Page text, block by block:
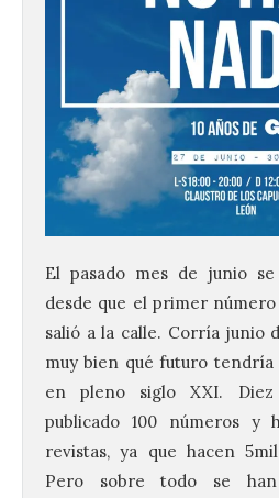
El pasado mes de junio
desde que el primer
salió a la calle. Corría junio
muy bien qué futuro tendría
en pleno siglo XXI. Diez
publicado 100 números y
revistas, ya que hacen
Pero sobre todo se